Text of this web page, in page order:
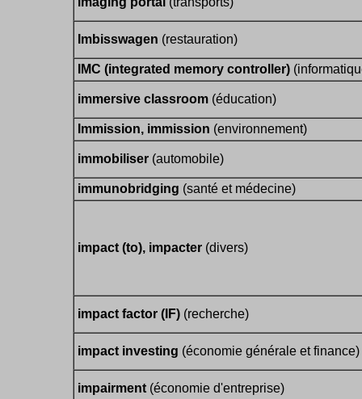
Imbisswagen (restauration)
IMC (integrated memory controller)
immersive classroom (éducation)
Immission, immission (environnement)
immobiliser (automobile)
immunobridging (santé et médecine)
impact (to), impacter (divers)
impact factor (IF) (recherche)
impact investing (économie générale et finance)
impairment (économie d'entreprise)